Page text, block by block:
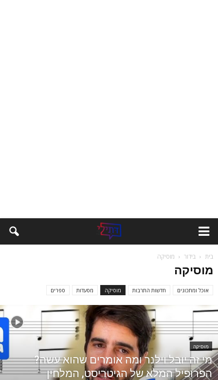
בית בידור מוסיקה
מוסיקה
אוכל ומתכונים חדשות התרבות מוסיקה מסעדות ספרים
מוסיקה
מי זה יובל וילנר ומה אומרים שהוא עשה?
הפרופיל המלא של הגיטריסט, המלחין